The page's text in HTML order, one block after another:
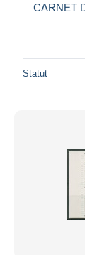
CARNET
Statut